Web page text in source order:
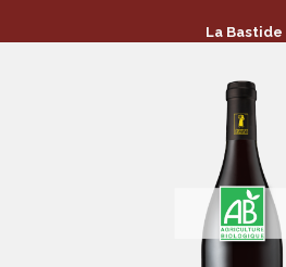
La Bastide